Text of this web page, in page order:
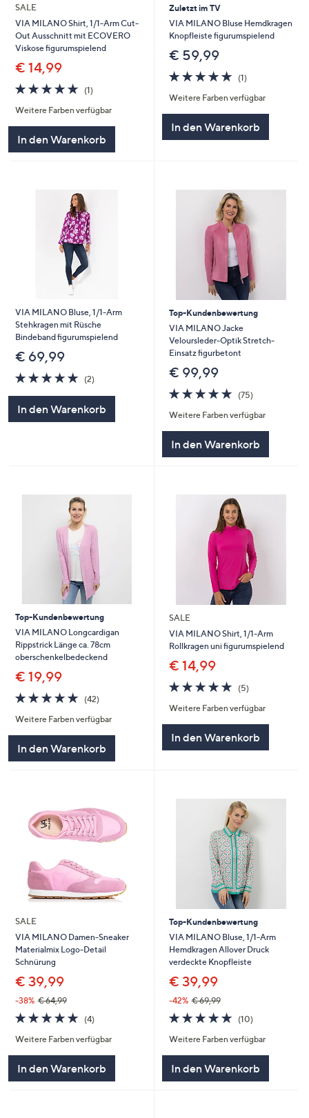
SALE
VIA MILANO Shirt, 1/1-Arm Cut-
Out Ausschnitt mit ECOVERO
Viskose figurumspielend
€ 14,99
5.0
von
5
(1)
Weitere Farben verfügbar
In den Warenkorb
Zuletzt im TV
VIA MILANO Bluse Hemdkragen
Knopfleiste figurumspielend
€ 59,99
5.0
von
5
(1)
Weitere Farben verfügbar
In den Warenkorb
VIA MILANO Bluse, 1/1-Arm
Stehkragen mit Rüsche
Bindeband figurumspielend
€ 69,99
5.0
von
(2)
In den Warenkorb
Top-Kundenbewertung
VIA MILANO Jacke
Veloursleder-Optik Stretch-
Einsatz figurbetont
€ 99,99
4.8
von
5
(75)
Weitere Farben verfügbar
In den Warenkorb
Top-Kundenbewertung
VIA MILANO Longcardigan
Rippstrick Länge ca. 78cm
oberschenkelbedeckend
€ 19,99
4.8
von
5
(42)
Weitere Farben verfügbar
In den Warenkorb
SALE
VIA MILANO Shirt, 1/1-Arm
Rollkragen uni figurumspielend
€ 14,99
4.8
von
5
(5)
Weitere Farben verfügbar
In den Warenkorb
SALE
VIA MILANO Damen-Sneaker
Materialmix Logo-Detail
Schnürung
€ 39,99
-38% € 64,99
4.8
von
5
(4)4
Weitere Farben verfügbar
In den Warenkorb
Top-Kundenbewertung
VIA MILANO Bluse, 1/1-Arm
Hemdkragen Allover Druck
verdeckte Knopfleiste
€ 39,99
-42% € 69,99
4.7
von
5
(10)
Weitere Farben verfügbar
In den Warenkorb